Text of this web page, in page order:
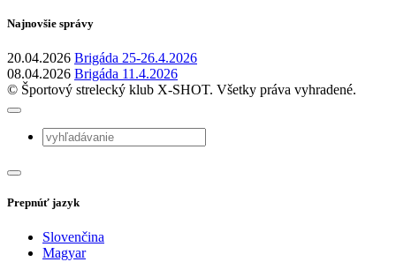
Najnovšie správy
20.04.2026 Brigáda 25-26.4.2026
08.04.2026 Brigáda 11.4.2026
© Športový strelecký klub X-SHOT. Všetky práva vyhradené.
Prepnúť jazyk
Slovenčina
Magyar